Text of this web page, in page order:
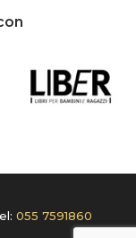
055 7591860